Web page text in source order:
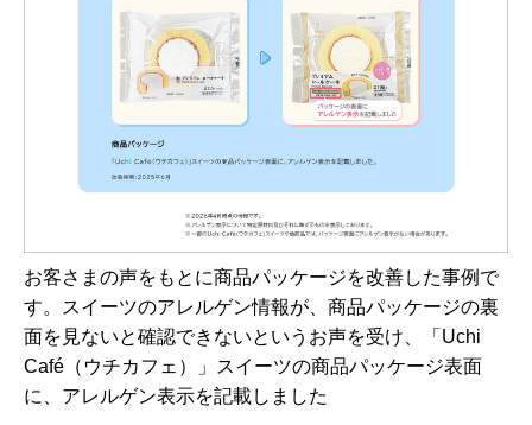
お客さまの声をもとに商品パッケージを改善した事例で
す。スイーツのアレルゲン情報が、商品パッケージの裏
面を見ないと確認できないというお声を受け、「Uchi
Café（ウチカフェ）」スイーツの商品パッケージ表面
に、アレルゲン表示を記載しました